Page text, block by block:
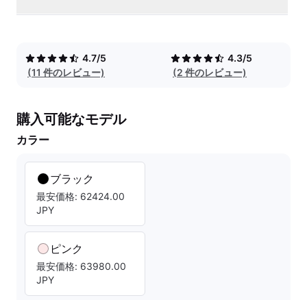
4.7/5
(11 件のレビュー)
4.3/5
(2 件のレビュー)
購入可能なモデル
カラー
ブラック
最安価格: 62424.00
JPY
ピンク
最安価格: 63980.00
JPY